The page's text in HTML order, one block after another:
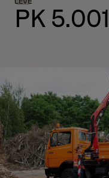
contentPK